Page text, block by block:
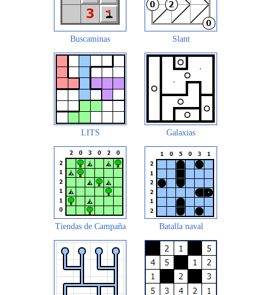
Buscaminas Slant
LITS Galaxias
Tiendas de Campaña Batalla naval